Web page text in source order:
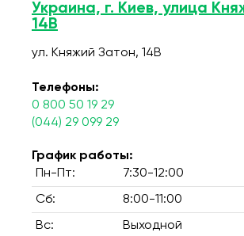
Украина, г. Киев, улица
14В
ул. Княжий Затон, 14В
Телефоны:
0 800 50 19 29
(044) 29 099 29
График работы:
Пн-Пт:
7:30-12:00
Сб: 8:00-11:00
Вс: Выходной